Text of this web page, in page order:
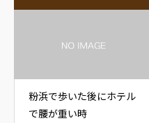
粉浜で歩いた後にホテル
で腰が重い時